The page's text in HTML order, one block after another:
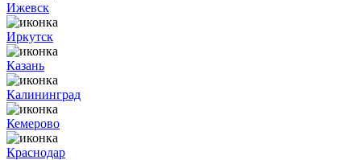
Ижевск
Иркутск
Казань
Калининград
Кемерово
Краснодар